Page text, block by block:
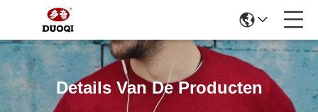
Details Van De Producten